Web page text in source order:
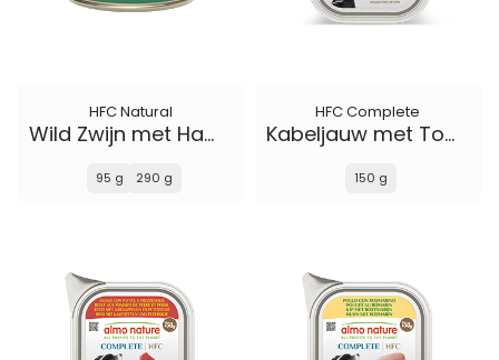
HFC Natural
Wild Zwijn met Ham en Wilde Bessen
95 g 290 g
HFC Complete
Kabeljauw met Tomaten
150 g